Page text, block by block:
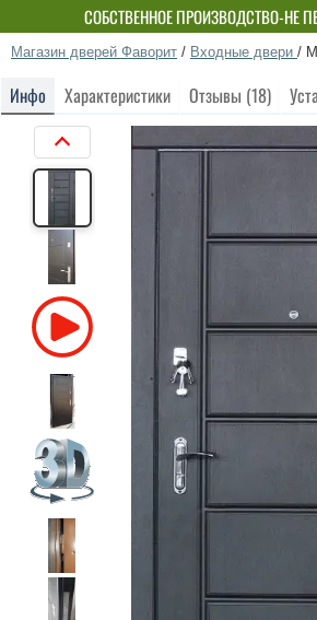
СОБСТВЕННОЕ ПРОИЗВОДСТВО-НЕ
Магазин дверей Фаворит / Входные двери /
Инфо Характеристики Отзывы (18)